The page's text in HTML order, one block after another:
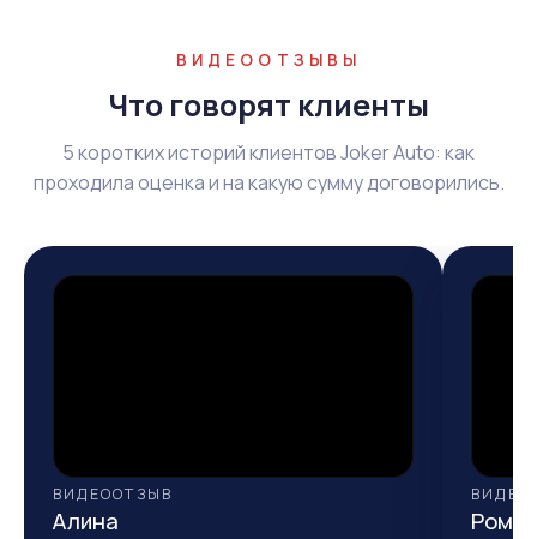
ВИДЕООТЗЫВЫ
Что говорят клиенты
5 коротких историй клиентов Joker Auto: как
проходила оценка и на какую сумму договорились.
ВИДЕООТЗЫВ
Алина